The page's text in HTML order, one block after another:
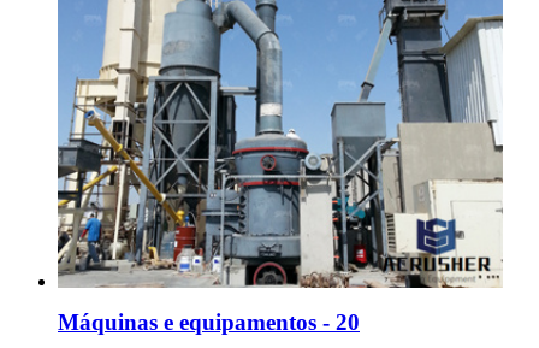
Máquinas e equipamentos - 20